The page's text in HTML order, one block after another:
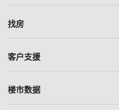
美联集团
人才招募
找房
一手新房
减价
客户支援
自助放盘
楼市数据